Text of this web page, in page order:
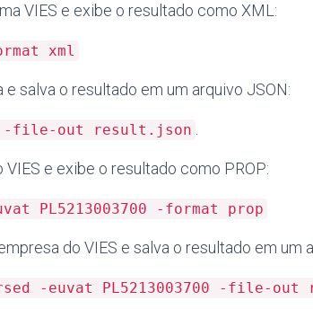
VIES e exibe o resultado como XML:
xml
salva o resultado em um arquivo JSON:
-file-out result.json
e exibe o resultado como PROP:
PL5213003700 -format prop
do VIES e salva o resultado em um
-euvat PL5213003700 -file-